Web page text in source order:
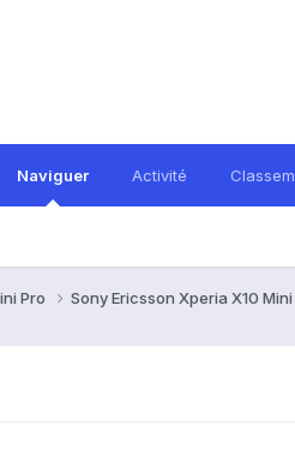
Naviguer Activité
Pro Sony Ericsson Xperia X10